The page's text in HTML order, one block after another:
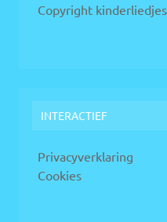
Copyright kinderliedjes
INTERACTIEF
Privacyverklaring
Cookies